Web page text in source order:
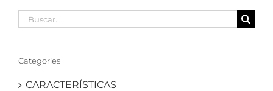
Buscar:
Categories
CARACTERÍSTICAS